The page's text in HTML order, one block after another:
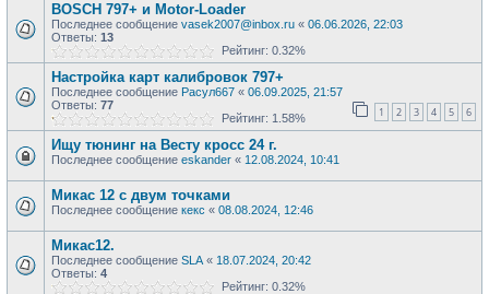
BOSCH 797+ и Motor-Loader
Последнее сообщение vasek2007@inbox.ru « 06.06.2026, 22:03
Ответы: 13
Рейтинг: 0.32%
Настройка карт калибровок 797+
Последнее сообщение Расул667 « 06.09.2025, 21:57
Ответы: 77 1 2 3 4 5 6
Рейтинг: 1.58%
Ищу тюнинг на Весту кросс 24 г.
Последнее сообщение eskander « 12.08.2024, 10:41
Микас 12 с двум точками
Последнее сообщение кекс « 08.08.2024, 12:46
Микас12.
Последнее сообщение SLA « 18.07.2024, 20:42
Ответы: 4
Рейтинг: 0.32%